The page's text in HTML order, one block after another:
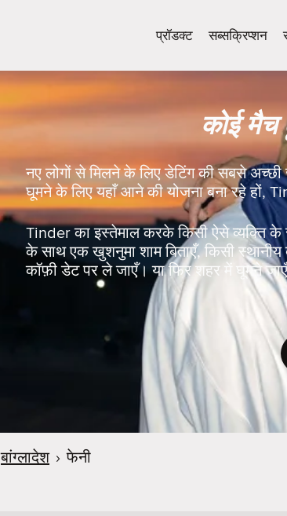
प्रॉडक्ट सब्सक्रिप्शन
कोई मैच
नए लोगों से मिलने के लिए डेटिंग की सबसे
घूमने के लिए यहाँ आने की योजना बना रहे हों,
Tinder का इस्तेमाल करके किसी ऐसे व्यक्ति के
के साथ एक खुशनुमा शाम बिताएँ, किसी
कॉफ़ी डेट पर ले जाएँ। या फिर शहर में घूमने
बांग्लादेश › फेनी